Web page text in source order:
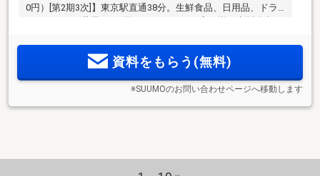
0円）[第2期3次]】東京駅直通38分。生鮮食品、日用品、ドラ
ッグストア、薬局、100均、クリーニング店が揃う大型総合ス
利便環境
資料をもらう(無料)
※SUUMOのお問い合わせページへ移動します